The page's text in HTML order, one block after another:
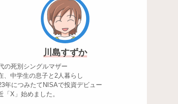
川島すずか
の死別シングルマザー
、中学生の息子と2人暮らし
年につみたてNISAで投資デビュー
「X」始めました。